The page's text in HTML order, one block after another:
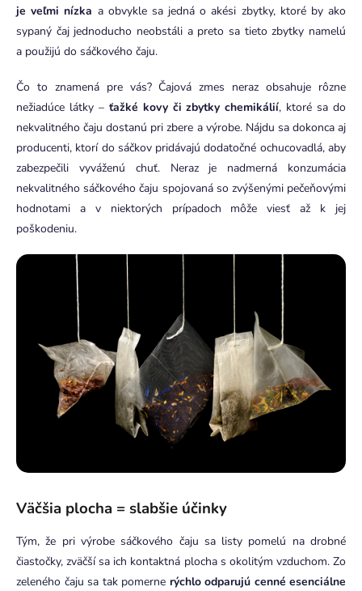
je veľmi nízka a obvykle sa jedná o akési zbytky, ktoré by ako
sypaný čaj jednoducho neobstáli a preto sa tieto zbytky namelú
a použijú do sáčkového čaju.
Čo to znamená pre vás? Čajová zmes neraz obsahuje rôzne
nežiadúce látky – ťažké kovy či zbytky chemikálií, ktoré sa do
nekvalitného čaju dostanú pri zbere a výrobe. Nájdu sa dokonca aj
producenti, ktorí do sáčkov pridávajú dodatočné ochucovadlá, aby
zabezpečili vyváženú chuť. Neraz je nadmerná konzumácia
nekvalitného sáčkového čaju spojovaná so zvýšenými pečeňovými
hodnotami a v niektorých prípadoch môže viesť až k jej
poškodeniu.
Väčšia plocha = slabšie účinky
Tým, že pri výrobe sáčkového čaju sa listy pomelú na drobné
čiastočky, zväčší sa ich kontaktná plocha s okolitým vzduchom. Zo
zeleného čaju sa tak pomerne rýchlo odparujú cenné esenciálne